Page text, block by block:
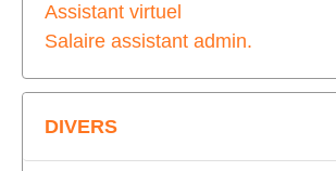
Assistant virtuel
Salaire assistant admin.
DIVERS